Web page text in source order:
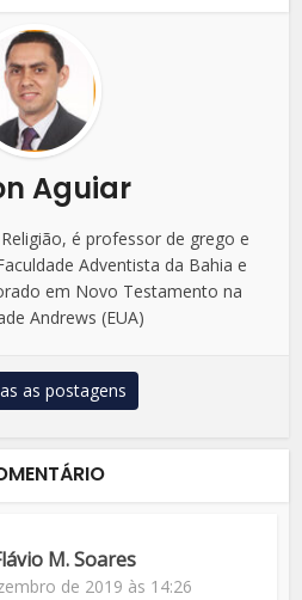
Aguiar
é professor de grego e
Adventista da Bahia e
em Novo Testamento na
Andrews (EUA)
as postagens
M. Soares
de 2019 às 14:26